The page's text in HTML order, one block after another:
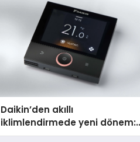
Daikin’den akıllı
iklimlendirmede yeni dönem:
Madoka Plus Türkiye’de